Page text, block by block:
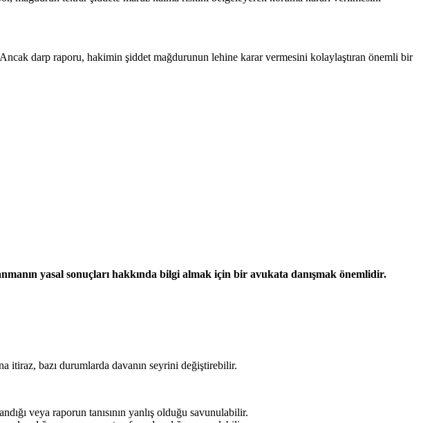
darp raporu, hakimin şiddet mağdurunun lehine karar vermesini kolaylaştıran önemli bir
yasal sonuçları hakkında bilgi almak için bir avukata danışmak önemlidir.
itiraz, bazı durumlarda davanın seyrini değiştirebilir.
veya raporun tanısının yanlış olduğu savunulabilir.